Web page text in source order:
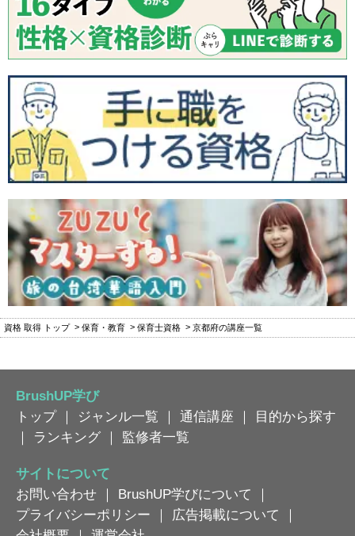
資格 取得 トップ 保育・教育 保育士資格 京都府の講座一覧
BrushUP学び
トップ｜ ジャンル一覧 ｜ 通信講座 ｜
目的から探す
｜
ランキング ｜ 監修者一覧
サイトについて
お問い合わせ ｜ BrushUP学びについて
｜
プライバシーポリシー ｜ 広告掲載について
｜